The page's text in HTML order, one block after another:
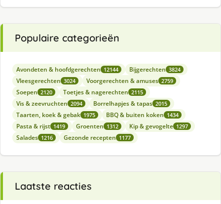
Populaire categorieën
Avondeten & hoofdgerechten 12144 Bijgerechten 3824
Vleesgerechten 3024 Voorgerechten & amuses 2759
Soepen 2120 Toetjes & nagerechten 2115
Vis & zeevruchten 2094 Borrelhapjes & tapas 2015
Taarten, koek & gebak 1975 BBQ & buiten koken 1434
Pasta & rijst 1419 Groenten 1312 Kip & gevogelte 1297
Salades 1216 Gezonde recepten 1177
Laatste reacties